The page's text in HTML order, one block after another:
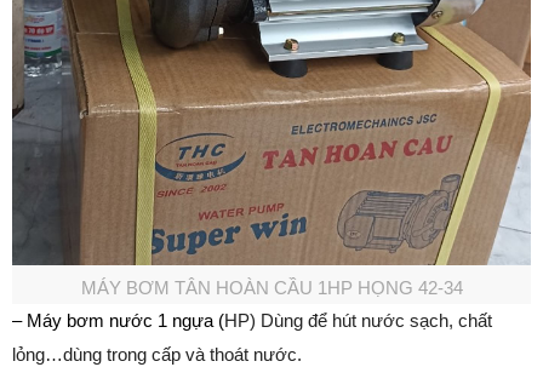
MÁY BƠM TÂN HOÀN CẦU 1HP HỌNG 42-34
– Máy bơm nước 1 ngựa (HP) Dùng để hút nước sạch, chất
lỏng…dùng trong cấp và thoát nước.